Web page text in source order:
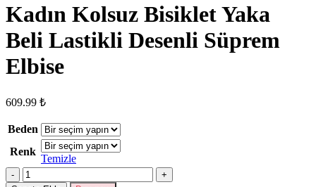
Kadın Kolsuz Bisiklet Yaka
Beli Lastikli Desenli Süprem
Elbise
609.99 ₺
Beden
Renk
Temizle
Kadın